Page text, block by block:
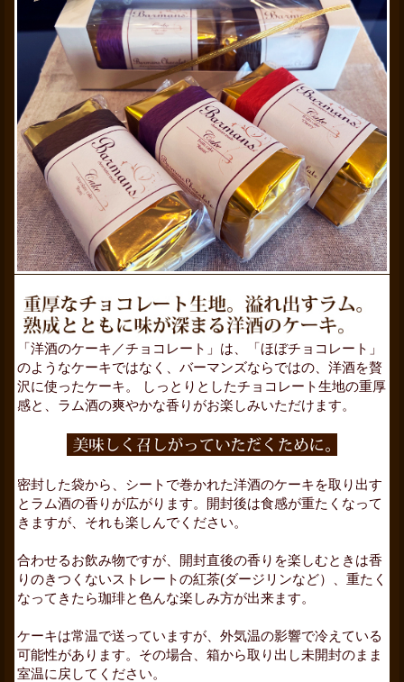
「洋酒のケーキ／チョコレート」は、「ほぼチョコレート」
のようなケーキではなく、バーマンズならではの、洋酒を贅
沢に使ったケーキ。 しっとりとしたチョコレート生地の重厚
感と、ラム酒の爽やかな香りがお楽しみいただけます。
密封した袋から、シートで巻かれた洋酒のケーキを取り出す
とラム酒の香りが広がります。開封後は食感が重たくなって
きますが、それも楽しんでください。
合わせるお飲み物ですが、開封直後の香りを楽しむときは香
りのきつくないストレートの紅茶(ダージリンなど）、重たく
なってきたら珈琲と色んな楽しみ方が出来ます。
ケーキは常温で送っていますが、外気温の影響で冷えている
可能性があります。その場合、箱から取り出し未開封のまま
室温に戻してください。